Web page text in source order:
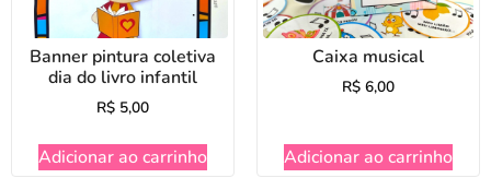
Banner pintura coletiva
dia do livro infantil
R$ 5,00
Adicionar ao carrinho
Caixa musical
R$ 6,00
Adicionar ao carrinho